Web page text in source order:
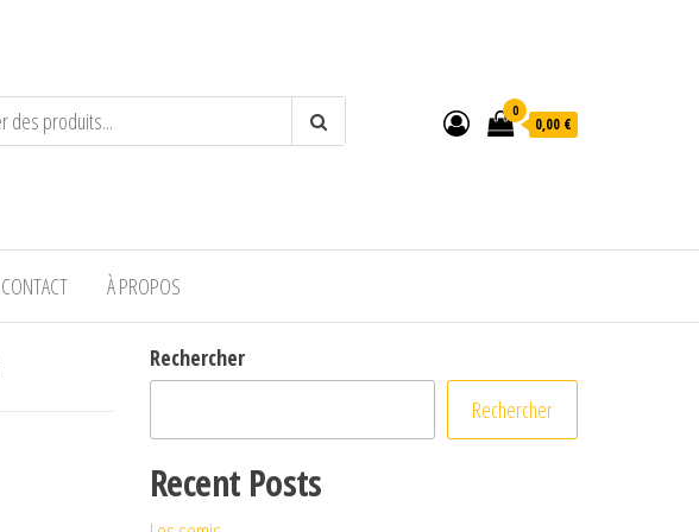
0
0,00 €
CONTACT À PROPOS
Rechercher
Rechercher
Recent Posts